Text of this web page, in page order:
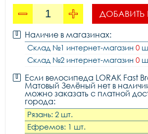
ДОБАВИТЬ
Наличие в магазинах:
Склад №1 интернет-магазин 0
Склад №2 интернет-магазин 0
Если велосипеда LORAK Fast
Матовый Зелёный нет в
можно заказать с платной
города:
Рязань: 2 шт.
Ефремов: 1 шт.